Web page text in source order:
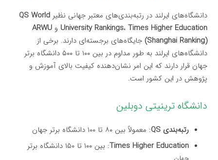
دانشگاه‌های ایرلند در رتبه‌بندی‌های معتبر جهانی نظیرQS World
University Rankings، Times Higher Education وARWU
(Shanghai Ranking) جایگاه‌های برجسته‌ای دارند. برخی از
دانشگاه‌های ایرلند به طور مداوم در بین ۱۰۰ تا ۵۰۰ دانشگاه برتر
جهان قرار دارند که این امر نشان‌دهنده کیفیت بالای آموزش و
پژوهش در این کشور است.
دانشگاه ترینیتی دوبلین
رتبه‌بندی QS
: معمولاً بین ۸۰ تا ۱۰۰ دانشگاه برتر جهان
Times Higher Education
: بین ۱۰۰ تا ۱۵۰ دانشگاه برتر